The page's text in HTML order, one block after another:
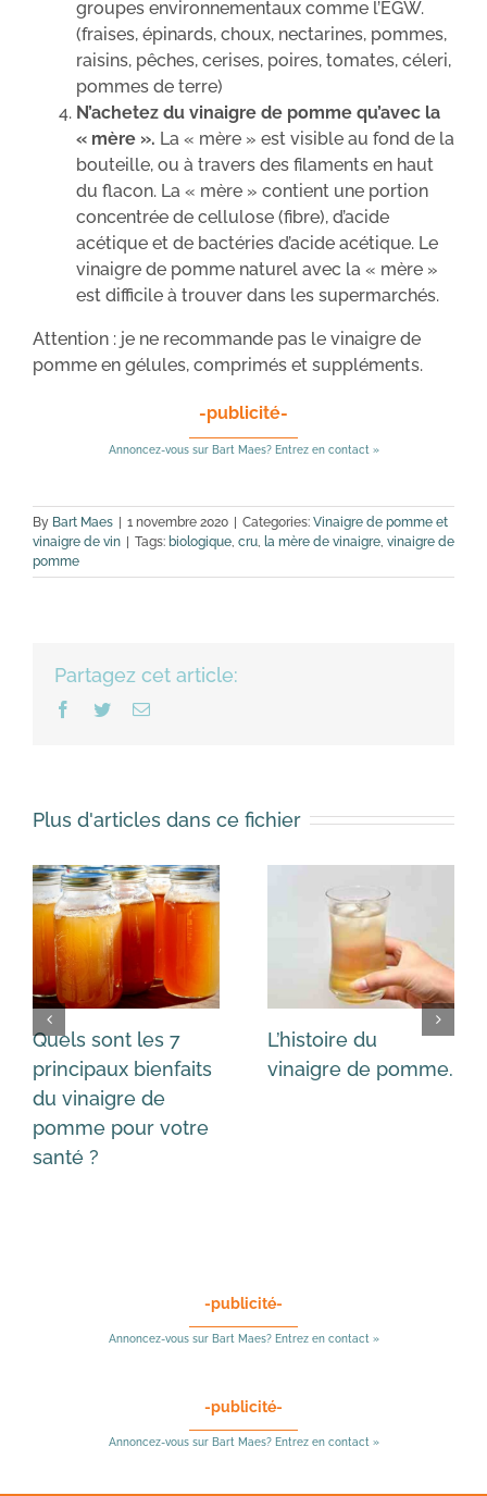
groupes environnementaux comme l’EGW.
(fraises, épinards, choux, nectarines, pommes,
raisins, pêches, cerises, poires, tomates, céleri,
pommes de terre)
N’achetez du vinaigre de pomme qu’avec la
« mère ». La « mère » est visible au fond de la
bouteille, ou à travers des filaments en haut
du flacon. La « mère » contient une portion
concentrée de cellulose (fibre), d’acide
acétique et de bactéries d’acide acétique. Le
vinaigre de pomme naturel avec la « mère »
est difficile à trouver dans les supermarchés.
Attention : je ne recommande pas le vinaigre de
pomme en gélules, comprimés et suppléments.
-publicité-
Annoncez-vous sur Bart Maes? Entrez en contact »
By Bart Maes 1 novembre 2020 Categories: Vinaigre de pomme et
vinaigre de vin
Tags: biologique, cru, la mère de vinaigre, vinaigre de
pomme
Partagez cet article:
Facebook
TwitterEmail
Plus d'articles dans ce fichier
Quels sont les 7
principaux bienfaits
du vinaigre de
pomme pour votre
santé ?
L’histoire du
vinaigre de pomme.
-publicité-
Annoncez-vous sur Bart Maes? Entrez en contact »
-publicité-
Annoncez-vous sur Bart Maes? Entrez en contact »